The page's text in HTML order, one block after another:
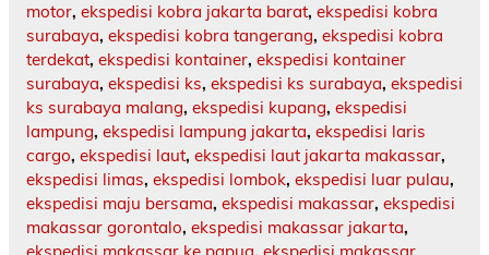
motor, ekspedisi kobra jakarta barat, ekspedisi kobra
surabaya, ekspedisi kobra tangerang, ekspedisi kobra
terdekat, ekspedisi kontainer, ekspedisi kontainer
surabaya, ekspedisi ks, ekspedisi ks surabaya, ekspedisi
ks surabaya malang, ekspedisi kupang, ekspedisi
lampung, ekspedisi lampung jakarta, ekspedisi laris
cargo, ekspedisi laut, ekspedisi laut jakarta makassar,
ekspedisi limas, ekspedisi lombok, ekspedisi luar pulau,
ekspedisi maju bersama, ekspedisi makassar, ekspedisi
makassar gorontalo, ekspedisi makassar jakarta,